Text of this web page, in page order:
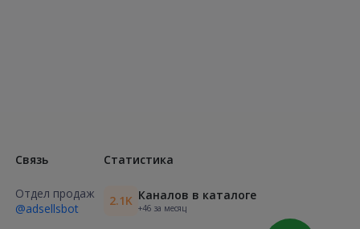
Связь
Отдел продаж
@adsellsbot
Статистика
2.1K Каналов в каталоге
+46 за месяц